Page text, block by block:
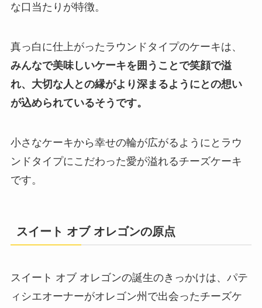
な口当たりが特徴。
真っ白に仕上がったラウンドタイプのケーキは、
みんなで美味しいケーキを囲うことで笑顔で溢
れ、大切な人との縁がより深まるようにとの想い
が込められているそうです。
小さなケーキから幸せの輪が広がるようにとラウ
ンドタイプにこだわった愛が溢れるチーズケーキ
です。
スイート オブ オレゴンの原点
スイート オブ オレゴンの誕生のきっかけは、パテ
ィシエオーナーがオレゴン州で出会ったチーズケ